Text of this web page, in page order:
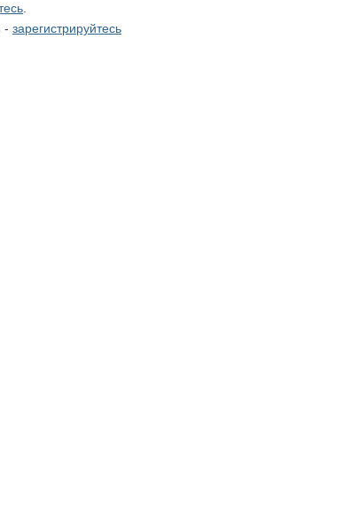
- зарегистрируйтесь